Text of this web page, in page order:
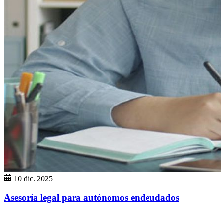
10 dic. 2025
Asesoría legal para autónomos endeudados